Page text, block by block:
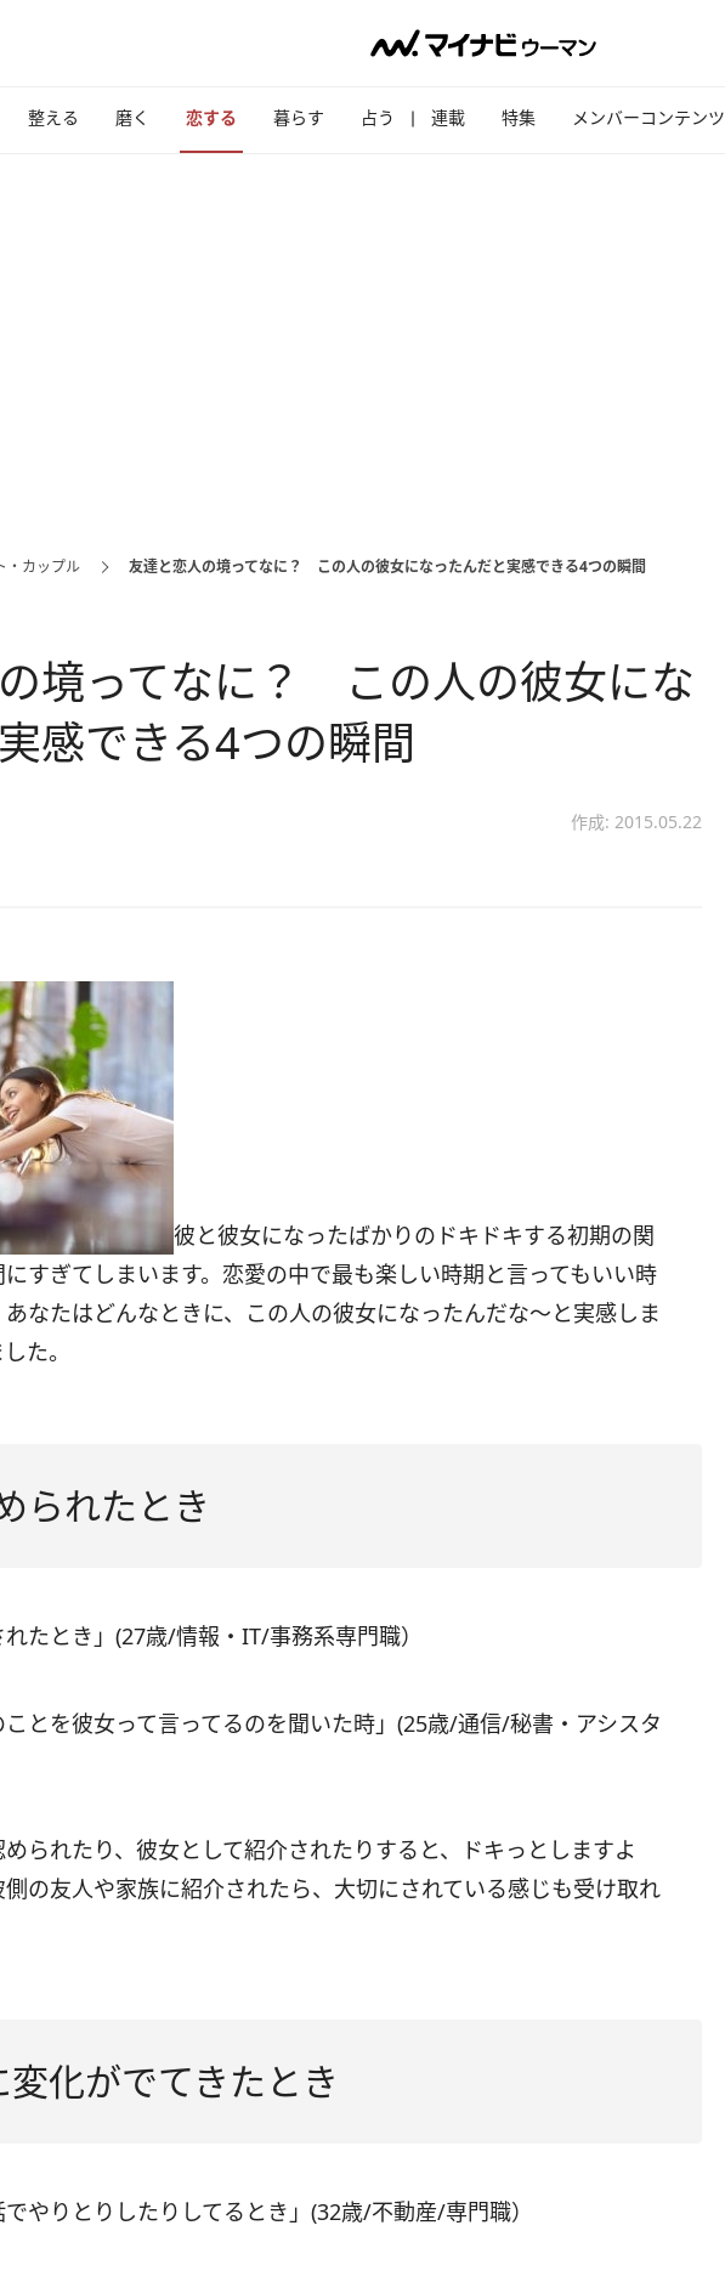
整える 磨く 恋する 暮らす 占う 連載 特集 メンバーコンテンツ
・カップル 友達と恋人の境ってなに？ この人の彼女になったんだと実感できる4つの瞬間
境ってなに？ この人の彼女にな
感できる4つの瞬間
作成: 2015.05.22
彼と彼女になったばかりのドキドキする初期の関
すぎてしまいます。恋愛の中で最も楽しい時期と言ってもいい時
なたはどんなときに、この人の彼女になったんだな～と実感しま
た。
られたとき
れたとき」(27歳/情報・IT/事務系専門職）
ことを彼女って言ってるのを聞いた時」(25歳/通信/秘書・アシスタ
られたり、彼女として紹介されたりすると、ドキっとしますよ
の友人や家族に紹介されたら、大切にされている感じも受け取れ
化がでてきたとき
でやりとりしたりしてるとき」(32歳/不動産/専門職）